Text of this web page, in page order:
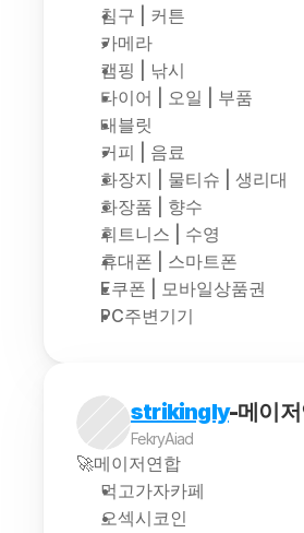
침구 | 커튼
카메라
캠핑 | 낚시
타이어 | 오일 | 부품
태블릿
커피 | 음료
화장지 | 물티슈 | 생리대
화장품 | 향수
휘트니스 | 수영
휴대폰 | 스마트폰
E쿠폰 | 모바일상품권
PC주변기기
strikingly-메이
FekryAiad
🚀메이저연합
먹고가자카페
오섹시코인